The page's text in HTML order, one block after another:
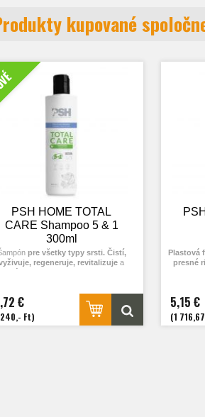
kupované
PSH HOME TOTAL
CARE Shampoo 5 & 1
300ml
pre všetky typy srsti. Čistí,
regeneruje, revitalizujea
PSH Total Care 5v1pre psy a
mačky,
určený na domáce použitie.
všestranný produkt
, určený pre
typy a farby srsti, súčasne
€
Ft)
Plastová
presné
plna
maskou
5,15 €
(1